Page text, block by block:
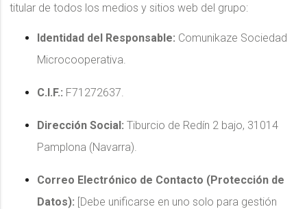
titular de todos los medios y sitios web del grupo:
Identidad del Responsable: Comunikaze Sociedad
Microcooperativa.
C.I.F.: F71272637.
Dirección Social: Tiburcio de Redín 2 bajo, 31014
Pamplona (Navarra).
Correo Electrónico de Contacto (Protección de
Datos): [Debe unificarse en uno solo para gestión